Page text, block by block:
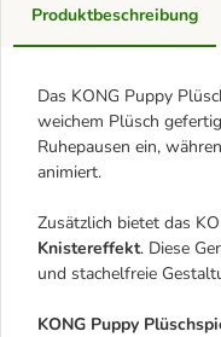
Produktbeschreibung
Das KONG Puppy
weichem Plüsch
Ruhepausen ein,
animiert.
Zusätzlich bietet das
Knistereffekt. Diese
und stachelfreie
KONG Puppy